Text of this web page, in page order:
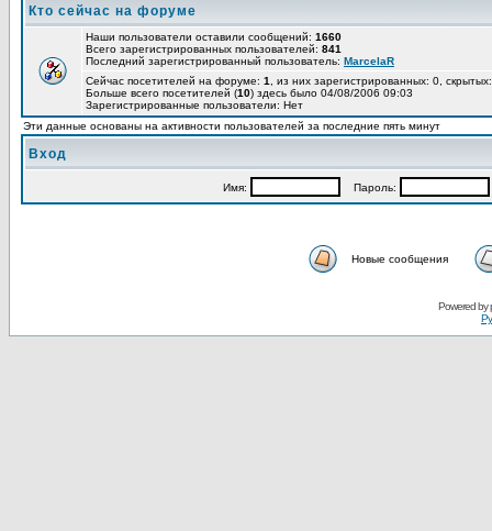
Кто сейчас на форуме
Наши пользователи оставили сообщений: 1660
Всего зарегистрированных пользователей: 841
Последний зарегистрированный пользователь: MarcelaR
Сейчас посетителей на форуме: 1
, из них зарегистрированных: 0,
Больше всего посетителей (10) здесь было 04/08/2006 09:03
Зарегистрированные пользователи: Нет
Эти данные основаны на активности пользователей за последние пять минут
Вход
Имя: Пароль:
Новые сообщения
Powered by